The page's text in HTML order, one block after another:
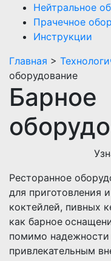
Главная >
оборудование
Барное
Ресторанное
для приготовления
коктейлей, пивных
как барное
помимо
привлекательным
Нейтральное
Прачечное
Инструкции